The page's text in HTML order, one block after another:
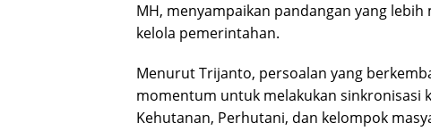
MH, menyampaikan pandangan yang
kelola pemerintahan.
Menurut Trijanto, persoalan yang
momentum untuk melakukan sinkronisasi
Kehutanan, Perhutani, dan kelompok